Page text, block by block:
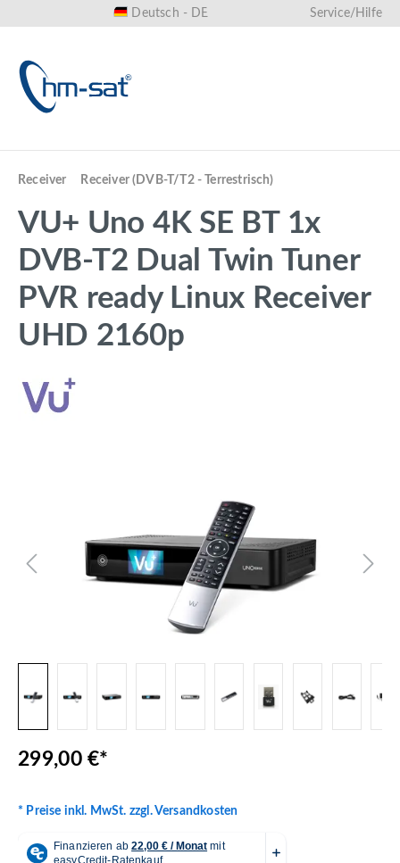
Deutsch - DE Service/Hilfe
Receiver Receiver (DVB-T/T2 - Terrestrisch)
VU+ Uno 4K SE BT 1x
DVB-T2 Dual Twin Tuner
PVR ready Linux Receiver
UHD 2160p
299,00 €*
* Preise inkl. MwSt. zzgl. Versandkosten